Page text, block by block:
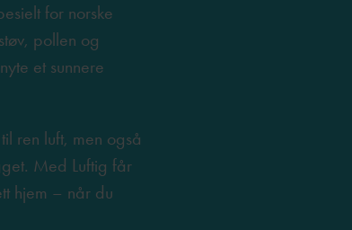
for norske
pollen og
et sunnere
ren luft, men også
Med Luftig får
hjem – når du